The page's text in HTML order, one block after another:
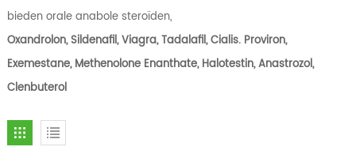
bieden orale anabole steroïden,
Oxandrolon, Sildenafil, Viagra, Tadalafil, Cialis. Proviron,
Exemestane, Methenolone Enanthate, Halotestin, Anastrozol,
Clenbuterol